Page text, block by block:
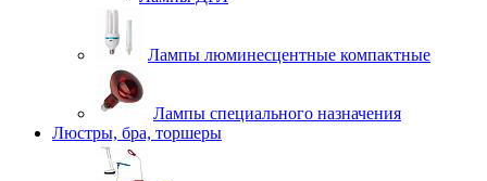
Лампы люминесцентные компактные
Лампы специального назначения
Люстры, бра, торшеры